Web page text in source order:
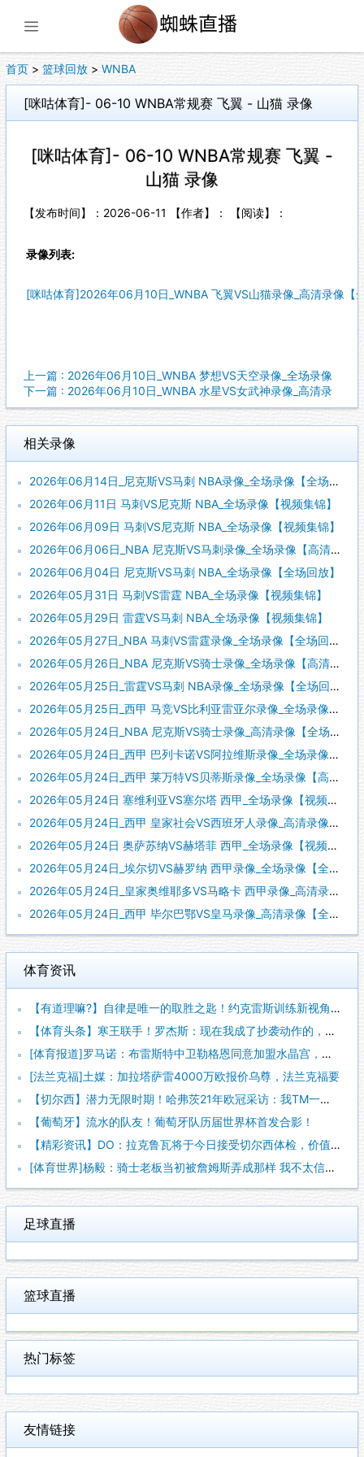
首页 > 篮球回放 > WNBA
[咪咕体育]- 06-10 WNBA常规赛 飞翼 - 山猫 录像
[咪咕体育]- 06-10 WNBA常规赛 飞翼 -
山猫 录像
【发布时间】：2026-06-11 【作者】： 【阅读】：
录像列表:
[咪咕体育]2026年06月10日_WNBA 飞翼VS山猫录像_高清录像【
上一篇 : 2026年06月10日_WNBA 梦想VS天空录像_全场录像
下一篇 : 2026年06月10日_WNBA 水星VS女武神录像_高清录
相关录像
2026年06月14日_尼克斯VS马刺 NBA录像_全场录像【全场回放】
2026年06月11日 马刺VS尼克斯 NBA_全场录像【视频集锦】
2026年06月09日 马刺VS尼克斯 NBA_全场录像【视频集锦】
2026年06月06日_NBA 尼克斯VS马刺录像_全场录像【高清回放】
2026年06月04日 尼克斯VS马刺 NBA_全场录像【全场回放】
2026年05月31日 马刺VS雷霆 NBA_全场录像【视频集锦】
2026年05月29日 雷霆VS马刺 NBA_全场录像【视频集锦】
2026年05月27日_NBA 马刺VS雷霆录像_全场录像【全场回放】
2026年05月26日_NBA 尼克斯VS骑士录像_全场录像【高清回放】
2026年05月25日_雷霆VS马刺 NBA录像_全场录像【全场回放】
2026年05月25日_西甲 马竞VS比利亚雷亚尔录像_全场录像【全场回放】
2026年05月24日_NBA 尼克斯VS骑士录像_高清录像【全场回放】
2026年05月24日_西甲 巴列卡诺VS阿拉维斯录像_全场录像【高清回放】
2026年05月24日_西甲 莱万特VS贝蒂斯录像_全场录像【高清回放】
2026年05月24日 塞维利亚VS塞尔塔 西甲_全场录像【视频集锦】
2026年05月24日_西甲 皇家社会VS西班牙人录像_高清录像【全场回放】
2026年05月24日 奥萨苏纳VS赫塔菲 西甲_全场录像【视频集锦】
2026年05月24日_埃尔切VS赫罗纳 西甲录像_全场录像【全场回放】
2026年05月24日_皇家奥维耶多VS马略卡 西甲录像_高清录像【全场回放】
2026年05月24日_西甲 毕尔巴鄂VS皇马录像_高清录像【全场回放】
体育资讯
【有道理嘛?】自律是唯一的取胜之匙！约克雷斯训练新视角！
【体育头条】寒王联手！罗杰斯：现在我成了抄袭动作的，帕尔默有
[体育报道]罗马诺：布雷斯特中卫勒格恩同意加盟水晶宫，他很期
[法兰克福]土媒：加拉塔萨雷4000万欧报价乌尊，法兰克福要
【切尔西】潜力无限时期！哈弗茨21年欧冠采访：我TM一点不在
【葡萄牙】流水的队友！葡萄牙队历届世界杯首发合影！
【精彩资讯】DO：拉克鲁瓦将于今日接受切尔西体检，价值约52
[体育世界]杨毅：骑士老板当初被詹姆斯弄成那样 我不太信他能
足球直播
篮球直播
热门标签
友情链接